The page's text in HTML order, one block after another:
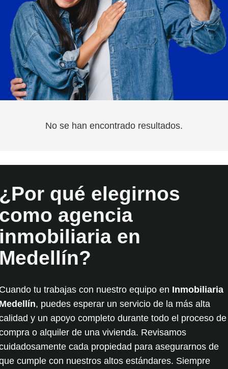
No se han encontrado resultados.
qué elegirnos
agencia
en
tu trabajas con nuestro equipo en Inmobiliaria
, puedes esperar un servicio de la más alta
y un apoyo completo durante todo el proceso de
oalquiler de una vivienda. Revisamos
cada propiedad para asegurarnos de
cumple con nuestros altos estándares. Siempre